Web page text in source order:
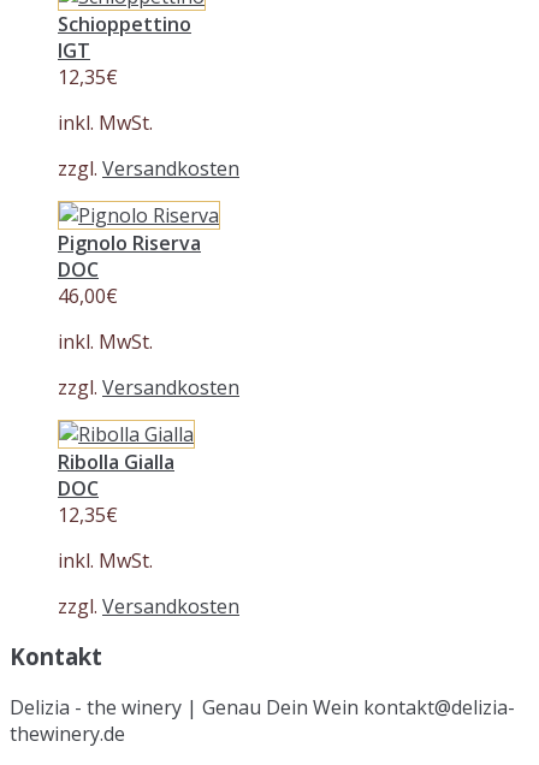
Schioppettino
IGT
12,35€
inkl. MwSt.
zzgl. Versandkosten
Pignolo Riserva
DOC
46,00€
inkl. MwSt.
zzgl. Versandkosten
Ribolla Gialla
DOC
12,35€
inkl. MwSt.
zzgl. Versandkosten
Kontakt
Delizia - the winery | Genau Dein Wein kontakt@delizia-
thewinery.de